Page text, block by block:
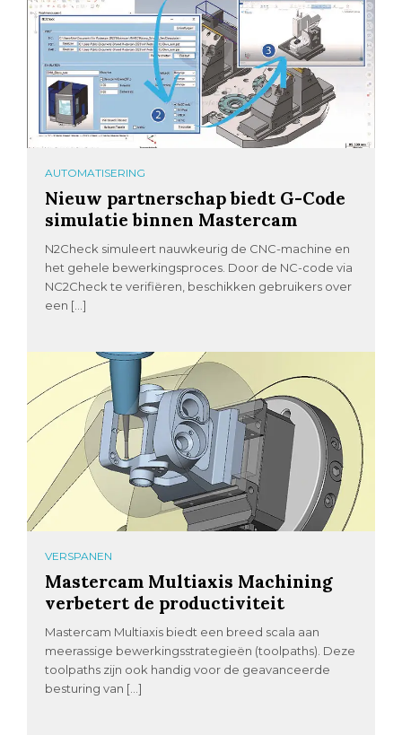
AUTOMATISERING
Nieuw partnerschap biedt G-Code
simulatie binnen Mastercam
N2Check simuleert nauwkeurig de CNC-machine en
het gehele bewerkingsproces. Door de NC-code via
NC2Check te verifiëren, beschikken gebruikers over
een […]
VERSPANEN
Mastercam Multiaxis Machining
verbetert de productiviteit
Mastercam Multiaxis biedt een breed scala aan
meerassige bewerkingsstrategieën (toolpaths). Deze
toolpaths zijn ook handig voor de geavanceerde
besturing van […]